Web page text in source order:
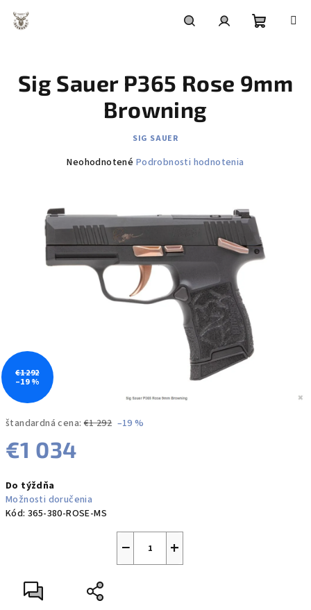
obsah
košík
štandardná cena: €1 292 –19 %
€1 034
cena:
Do týždňa
Možnosti doručenia
Kód: 365-380-ROSE-MS
+
−
Sig Sauer P365 Rose 9mm
Browning
SIG SAUER
Priemerné
0,0
z
5
hviezdičiek.
Neohodnotené Podrobnosti hodnotenia
€1 292
–19 %